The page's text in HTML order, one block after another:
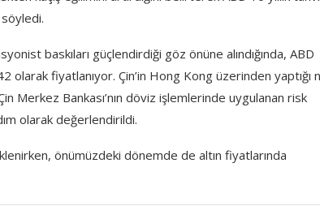
baskıları güçlendirdiği göz önüne alındığında, ABD
olarak fiyatlanıyor. Çin’in Hong Kong üzerinden yaptığı
Merkez Bankası’nın döviz işlemlerinde uygulanan risk
olarak değerlendirildi.
önümüzdeki dönemde de altın fiyatlarında